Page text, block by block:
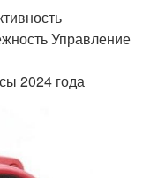
Управление
2024 года